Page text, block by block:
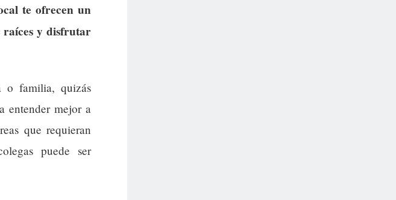
te ofrecen un
y disfrutar
o familia, quizás
entender mejor a
que requieran
puede ser